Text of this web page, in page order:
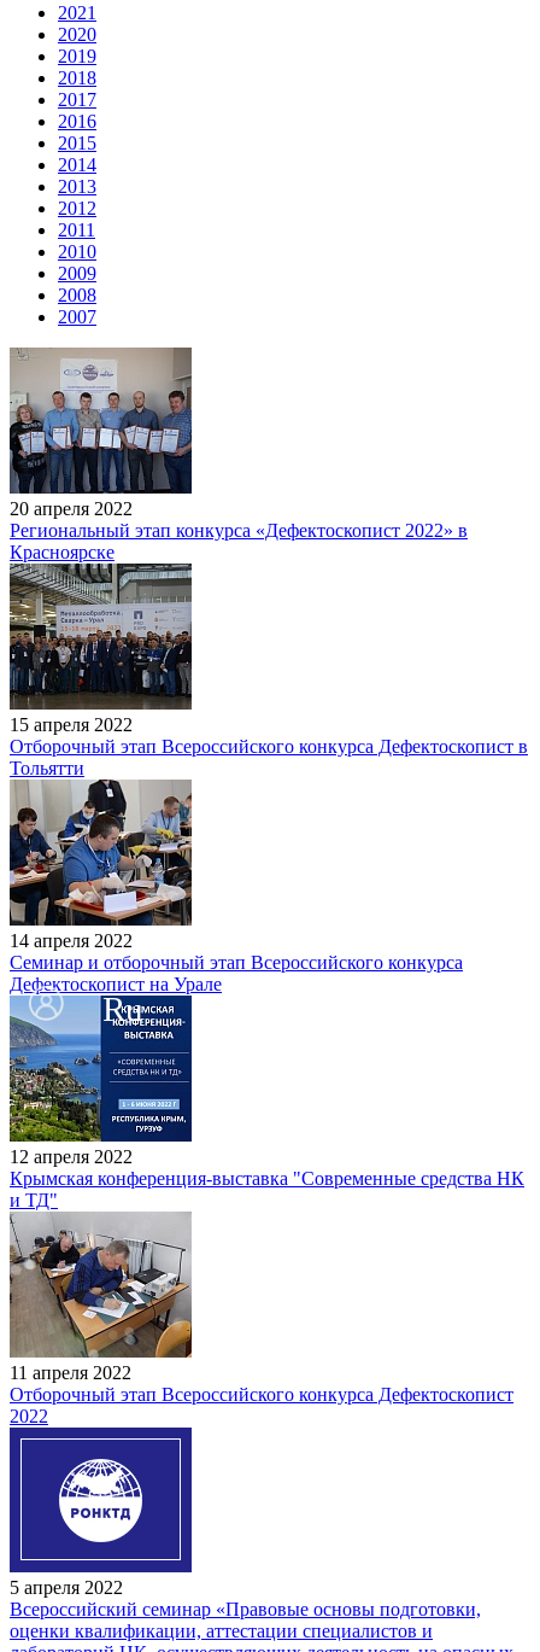
Ru
2021
2020
2019
2018
2017
2016
2015
2014
2013
2012
2011
2010
2009
2008
2007
20 апреля 2022
Региональный этап конкурса «Дефектоскопист 2022» в
Красноярске
15 апреля 2022
Отборочный этап Всероссийского конкурса Дефектоскопист в
Тольятти
14 апреля 2022
Семинар и отборочный этап Всероссийского конкурса
Дефектоскопист на Урале
12 апреля 2022
Крымская конференция-выставка "Современные средства НК
и ТД"
11 апреля 2022
Отборочный этап Всероссийского конкурса Дефектоскопист
2022
5 апреля 2022
Всероссийский семинар «Правовые основы подготовки,
оценки квалификации, аттестации специалистов и